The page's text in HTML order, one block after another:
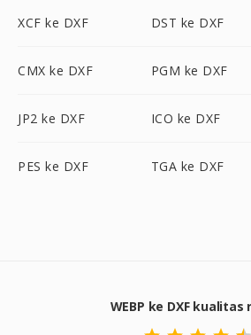
XCF ke DXF DST ke DXF
CMX ke DXF PGM ke DXF
JP2 ke DXF ICO ke DXF
PES ke DXF TGA ke DXF
WEBP ke DXF kualitas